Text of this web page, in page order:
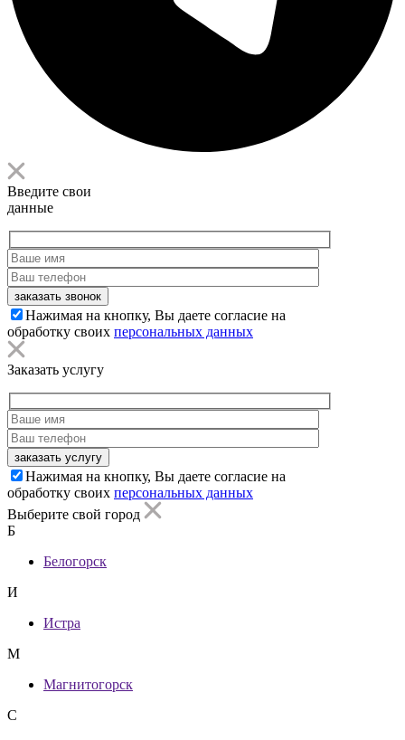
Введите свои
данные
заказать звонок
Нажимая на кнопку, Вы даете согласие на
обработку своих персональных данных
Заказать услугу
заказать услугу
Нажимая на кнопку, Вы даете согласие на
обработку своих персональных данных
Выберите свой город
Б
Белогорск
И
Истра
М
Магнитогорск
С